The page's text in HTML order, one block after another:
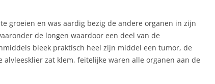
groeien en was aardig bezig de andere organen in zijn
de longen waardoor een deel van de
bleek praktisch heel zijn middel een tumor, de
zat klem, feitelijke waren alle organen aan de